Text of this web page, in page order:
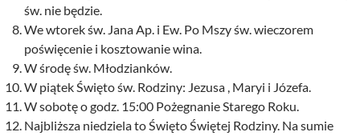
św. nie będzie.
We wtorek św. Jana Ap. i Ew. Po Mszy św. wieczorem
poświęcenie i kosztowanie wina.
W środę św. Młodzianków.
W piątek Święto św. Rodziny: Jezusa , Maryi i Józefa.
W sobotę o godz. 15:00 Pożegnanie Starego Roku.
Najbliższa niedziela to Święto Świętej Rodziny. Na sumie